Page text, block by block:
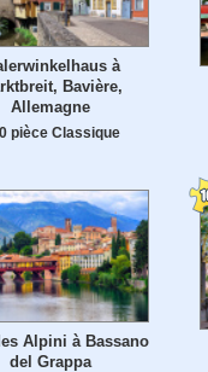
à
Bavière,
Allemagne
pièce Classique
Alpini à Bassano
del Grappa